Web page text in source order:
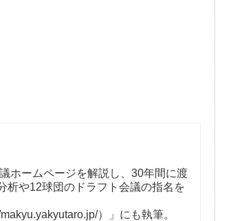
ホームページを解説し、30年間に渡
析や12球団のドラフト会議の指名を
）」にも執筆。